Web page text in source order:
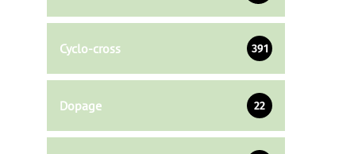
Cyclo-cross 391
Dopage 22